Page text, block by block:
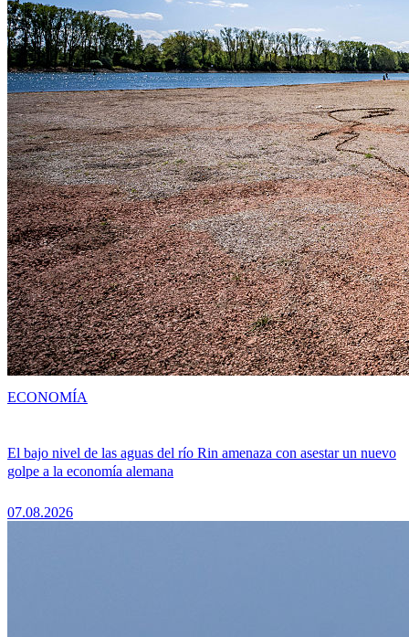
El bajo nivel de las aguas del río Rin amenaza con asestar un nuevo
golpe a la economía alemana
07.08.2026
ECONOMÍA